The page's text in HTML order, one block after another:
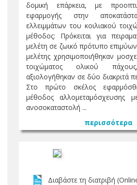
δομική επάρκεια, με
εφαρμογής στην
ελλειμμάτων του κοιλιακού
μέθοδος: Πρόκειται για
μελέτη σε ζωικό πρότυπο
μελέτης χρησιμοποιήθηκαν
τοιχώματος ολικού
αξιολογήθηκαν σε δύο διακριτά
Στο πρώτο σκέλος
μέθοδος αλλομεταμόσχευσης με
ανοσοκαταστολή ...
περισσότερα
Διαβάστε τη διατριβή